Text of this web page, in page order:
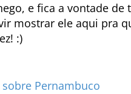
e fica a vontade de
mostrar ele aqui pra
:)
Pernambuco